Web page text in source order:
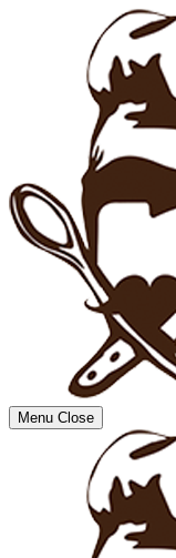
Menu Close